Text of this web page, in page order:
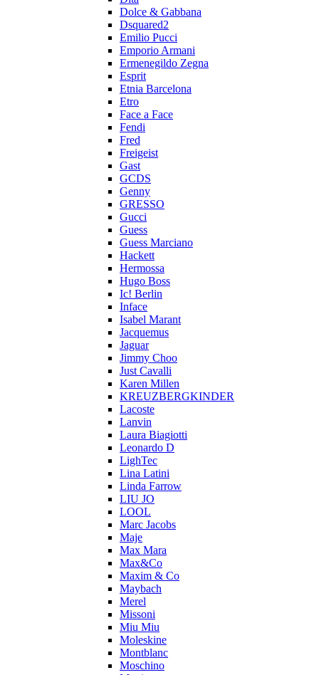
Dolce & Gabbana
Dsquared2
Emilio Pucci
Emporio Armani
Ermenegildo Zegna
Esprit
Etnia Barcelona
Etro
Face a Face
Fendi
Fred
Freigeist
Gast
GCDS
Genny
GRESSO
Gucci
Guess
Guess Marciano
Hackett
Hermossa
Hugo Boss
Ic! Berlin
Inface
Isabel Marant
Jacquemus
Jaguar
Jimmy Choo
Just Cavalli
Karen Millen
KREUZBERGKINDER
Lacoste
Lanvin
Laura Biagiotti
Leonardo D
LighTec
Lina Latini
Linda Farrow
LIU JO
LOOL
Marc Jacobs
Maje
Max Mara
Max&Co
Maxim & Co
Maybach
Merel
Missoni
Miu Miu
Moleskine
Montblanc
Moschino